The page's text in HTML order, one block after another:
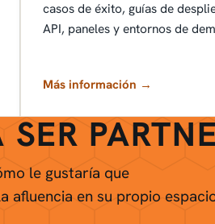
casos de éxito, guías de
API, paneles y entornos de
Más información →
le gustaría que
afluencia en su propio